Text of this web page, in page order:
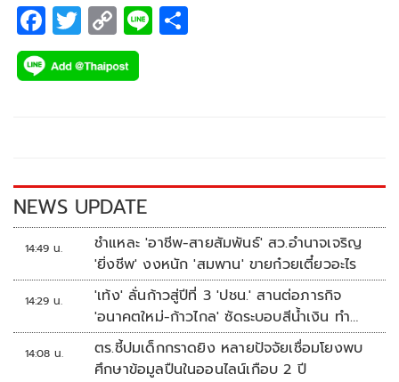
F
ac
e
k
T
wi
tt
C
o
p
k
Li
NEWS UPDATE
14:49 น.
ชำแหละ 'อาชีพ-สายสัมพันธ์' สว.อำนาจเจริญ
'ยิ่งชีพ' งงหนัก 'สมพาน' ขายก๋วยเตี๋ยวอะไร
14:29 น.
'เท้ง' ลั่นก้าวสู่ปีที่ 3 'ปชน.' สานต่อภารกิจ
'อนาคตใหม่-ก้าวไกล' ซัดระบอบสีน้ำเงิน ทำ
หลักนิติรัฐ-นิติธรรมสั่นคลอน
14:08 น.
ตร.ชี้ปมเด็กกราดยิง หลายปัจจัยเชื่อมโยงพบ
ศึกษาข้อมูลปืนในออนไลน์เกือบ 2 ปี